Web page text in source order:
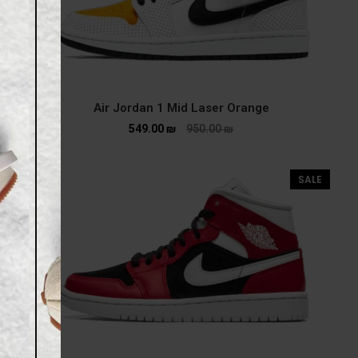
Air Jordan 1 Mid Laser Orange
950.00₪
549.00 ₪
SALE